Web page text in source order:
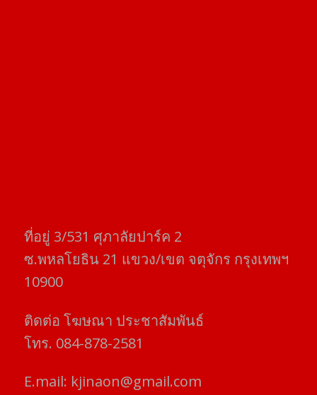
ที่อยู่​ 3/531​ ศุภาลัยปาร์ค​ 2
ซ.พหลโยธิน​ 21​ แขวง/เขต​ จตุจักร​ กรุงเทพฯ
10900
ติดต่อ​ โฆษณา​ ประชาสัมพันธ์
โทร​. 084-878-2581
E.mail: kjinaon@gmail.com